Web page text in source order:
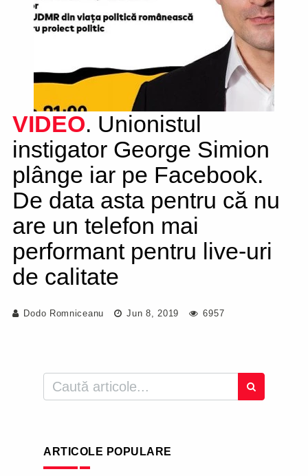
VIDEO. Unionistul
instigator George Simion
plânge iar pe Facebook.
De data asta pentru că nu
are un telefon mai
performant pentru live-uri
de calitate
Dodo Romniceanu Jun 8, 2019 6957
ARTICOLE POPULARE